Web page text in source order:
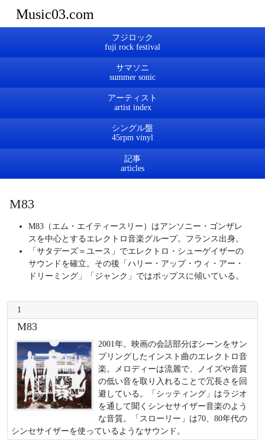
Music03.com
フジロック
サマソニ
アーティスト
シングル盤
記事
M83
M83（エム・エイティースリー）はアンソニー・ゴンザレ
スを中心とするエレクトロ音楽グループ。フランス出身。
「サタデーズ＝ユース」でエレクトロ・シューゲイザーの
サウンドを確立。その後「ハリー・アップ・ウィ・アー・
ドリーミング」「ジャンク」ではポップスに傾いている。
1
M83
2001年。映画の会話部分ぼシーンをサン
プリングしたインスト曲のエレクトロ音
楽。メロディーは流麗で、ノイズや音質
の低い音を取り入れることで冗長さを回
避している。「シッティング」はラジオ
を通して聞くシンセサイザー音楽のよう
な音質。「スローリー」は70、80年代の
シンセサイザーを使っているようなサウンド。